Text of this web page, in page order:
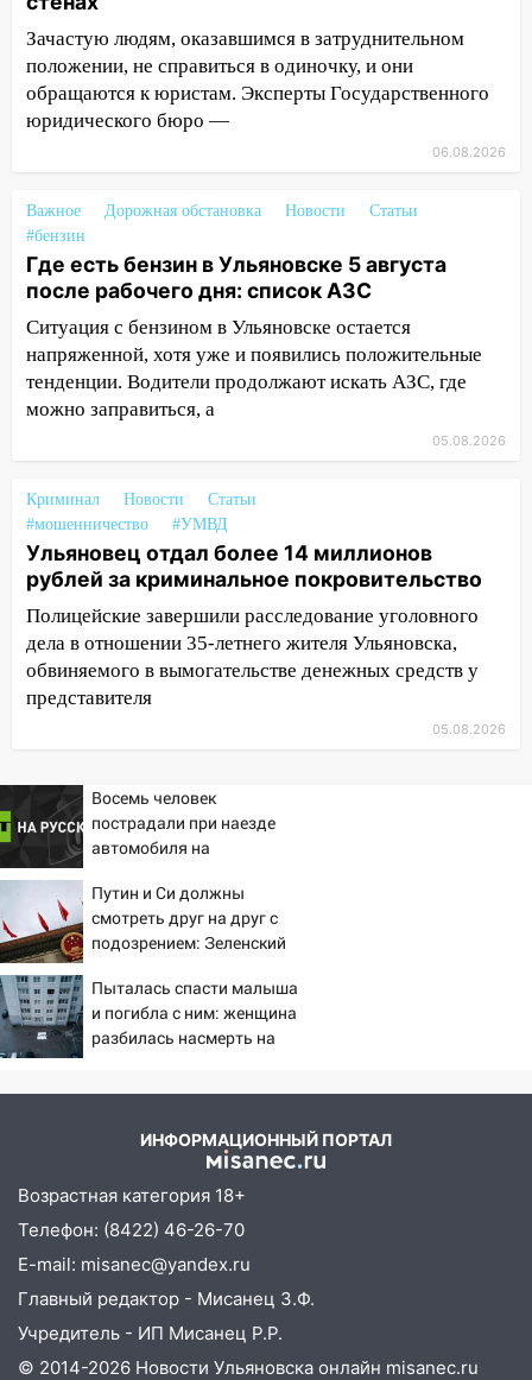
подвез троих незнакомцев на трассе и
заработал уголовное дело
18:14
Прогноз погоды на 6 августа в
Ульяновской области
большой фестиваль «Наше время»
17:30
августа после рабочего дня: список АЗС
17:05 «Обыск» по видеосвязи: в
Ульяновске задержали 19-летнюю
сообщницу мошенников
16:12
Едва не перерезал горло: в
больницей
16:06
18-летняя девушка без прав
перевернулась на мопеде и попала в
больницу
15:59 Ульяновец отдал более 14
миллионов рублей за криминальное
покровительство
На «кольце» кроссовер сбил 18-
15:00
В Ульяновске после тройного ДТП
госпитализировали 25-летнего байкера
14:32
надвигается жара
14:08
Пешеход переходил по «зебре»:
подробности серьезной аварии на
Фруктовой
13:30
В Димитровграде на улице
Трудовой горело здание
припаркованный автомобиль
Переезжал «зебру» на
велосипеде и попал под колеса
12:18
Вспыхнул изнутри: в
Железнодорожном районе горела дача
11:33
В Засвияжье под колёса авто
попал мужчина
Зачастую людям, оказавшимся в затруднительном
положении, не справиться в одиночку, и они
обращаются к юристам. Эксперты Государственного
юридического бюро —
06.08.2026
Важное Дорожная обстановка Новости
Статьи
#бензин
Где есть бензин в Ульяновске 5 августа
после рабочего дня: список АЗС
Ситуация с бензином в Ульяновске остается
напряженной, хотя уже и появились положительные
тенденции. Водители продолжают искать АЗС, где
можно заправиться, а
05.08.2026
Криминал Новости
Статьи
#мошенничество
#УМВД
Ульяновец отдал более 14 миллионов
рублей за криминальное покровительство
Полицейские завершили расследование уголовного
дела в отношении 35-летнего жителя Ульяновска,
обвиняемого в вымогательстве денежных средств у
представителя
05.08.2026
Восемь человек
пострадали при наезде
автомобиля на
Путин и Си должны
смотреть друг на друг с
подозрением: Зеленский
дипломатам
Пыталась спасти малыша
и погибла с ним: женщина
разбилась насмерть на
ИНФОРМАЦИОННЫЙ ПОРТАЛ
Возрастная категория 18+
Телефон: (8422) 46-26-70
E-mail: misanec@yandex.ru
Главный редактор - Мисанец З.Ф.
Учредитель - ИП Мисанец Р.Р.
© 2014-2026 Новости Ульяновска онлайн misanec.ru